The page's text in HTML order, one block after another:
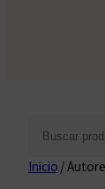
sInicio /